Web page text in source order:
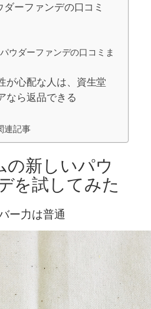
ーファンデの口コミ
ウダーファンデの口コミま
が心配な人は、資生堂
なら返品できる
連記事
の新しいパウ
を試してみた
ー力は普通